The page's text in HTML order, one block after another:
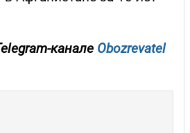
канале Obozrevatel